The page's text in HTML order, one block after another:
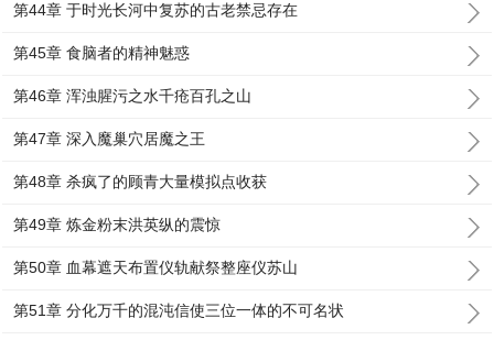
第44章 于时光长河中复苏的古老禁忌存在
第45章 食脑者的精神魅惑
第46章 浑浊腥污之水千疮百孔之山
第47章 深入魔巢穴居魔之王
第48章 杀疯了的顾青大量模拟点收获
第49章 炼金粉末洪英纵的震惊
第50章 血幕遮天布置仪轨献祭整座仪苏山
第51章 分化万千的混沌信使三位一体的不可名状